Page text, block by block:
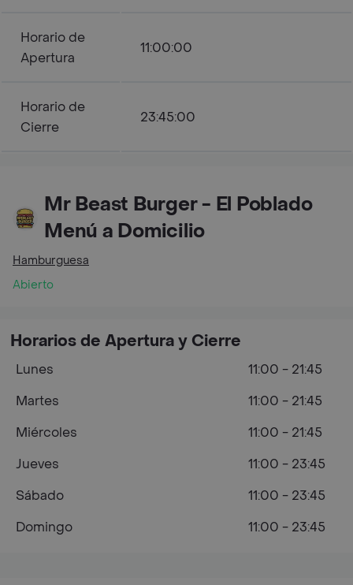
Horario de
Apertura
11:00:00
Horario de
Cierre
23:45:00
Mr Beast Burger - El Poblado
Menú a Domicilio
Hamburguesa
Abierto
Horarios de Apertura y Cierre
Lunes
11:00 - 21:45
Martes
11:00 - 21:45
Miércoles
11:00 - 21:45
Jueves
11:00 - 23:45
Sábado
11:00 - 23:45
Domingo
11:00 - 23:45